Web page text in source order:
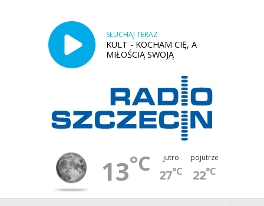
SŁUCHAJ TERAZ
KULT - KOCHAM CIĘ, A
MIŁOŚCIĄ SWOJĄ
13°C jutro
27°C
pojutrze
22°C